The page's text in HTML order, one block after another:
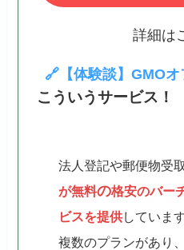
詳細は
🔗【体験談】GMO
こういうサービス！
法人登記や郵便物受
が無料の格安のバー
ビスを提供していま
複数のプランがあり